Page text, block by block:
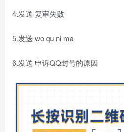
4.发送 复审失败
5.发送 wo qu ni ma
6.发送 申诉QQ封号的原因